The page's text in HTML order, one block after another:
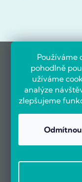
Používáme
pohodlně
užíváme
analýze
zlepšujeme